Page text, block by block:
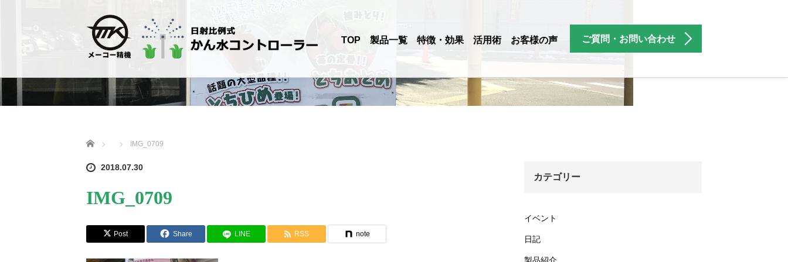
TOP 製品一覧 特徴・効果 活用術 お客様の声 ご質問・お問い合わせ
ホーム IMG_0709
2018.07.30
IMG_0709
Post Share LINE RSS note
カテゴリー
イベント
日記